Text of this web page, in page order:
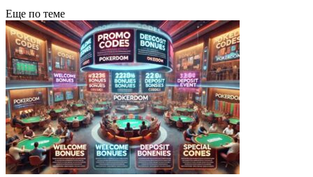
Еще по теме